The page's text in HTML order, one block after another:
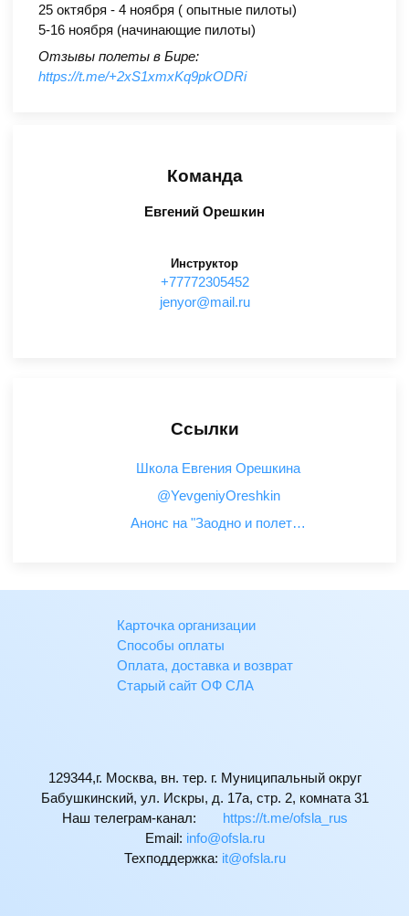
25 октября - 4 ноября ( опытные пилоты)
5-16 ноября (начинающие пилоты)
Отзывы полеты в Бире:
https://t.me/+2xS1xmxKq9pkODRi
Команда
Евгений Орешкин
Инструктор
+77772305452
ur.liam@roynej
Ссылки
Школа Евгения Орешкина
@YevgeniyOreshkin
Анонс на "Заодно и полет…
Карточка организации
Способы оплаты
Оплата, доставка и возврат
Старый сайт ОФ СЛА
129344,г. Москва, вн. тер. г. Муниципальный округ
Бабушкинский, ул. Искры, д. 17а, стр. 2, комната 31
Наш телеграм-канал:
https://t.me/ofsla_rus
Email: ur.alsfo@ofni
Техподдержка: ur.alsfo@ti